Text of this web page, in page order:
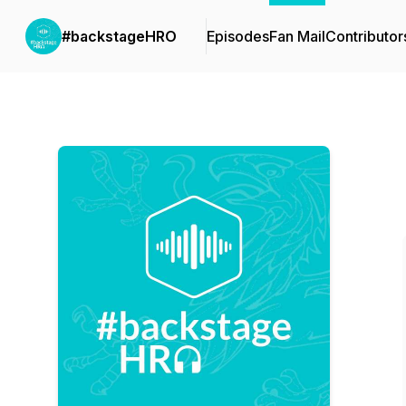
#backstageHRO EpisodesFan Mail